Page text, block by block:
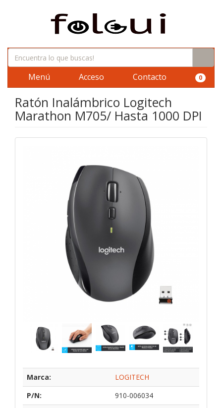
Menú Acceso Contacto 0
Ratón Inalámbrico Logitech
Marathon M705/ Hasta 1000 DPI
Marca:
LOGITECH
P/N:
910-006034